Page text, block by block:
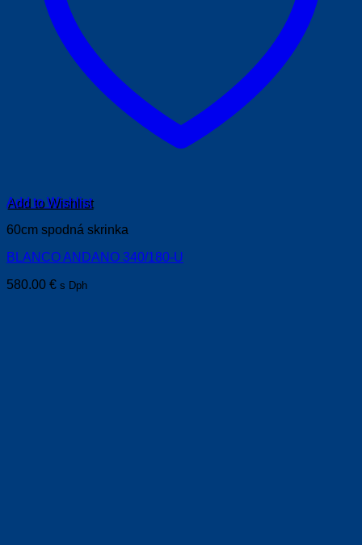
Add to Wishlist
60cm spodná skrinka
BLANCO ANDANO 340/180-U
580.00 € s Dph